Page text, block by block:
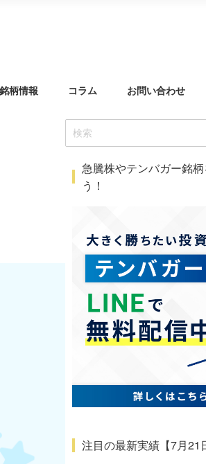
柄情報 コラム お問い合わせ
急騰株やテンバガー銘
う！
注目の最新実績【7月21